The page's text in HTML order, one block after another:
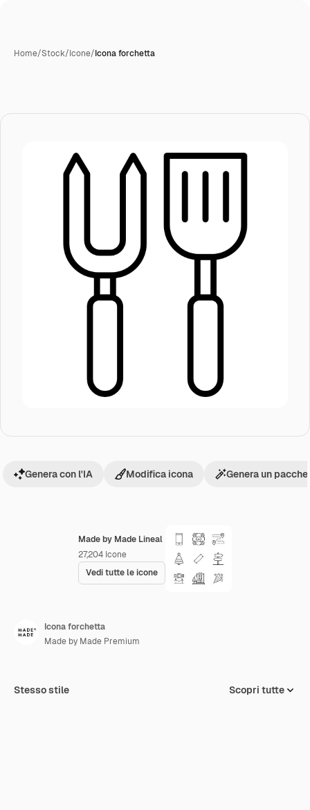
Home/Stock/Icone/Icona forchetta
Made by Made Lineal
27,204 Icone
Vedi tutte le icone
Genera con l'IA Modifica icona Genera un
Icona forchetta
Made by Made Premium
Stesso stile Scopri tutte